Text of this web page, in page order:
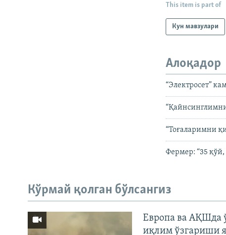
This item is part of
Кун мавзулари
Алоқадор
“Электросет”
“Тоғаларимни
Фермер: “35 қўй,
Кўрмай қолган бўлсангиз
Европа ва АҚШда
иқлим ўзгариши